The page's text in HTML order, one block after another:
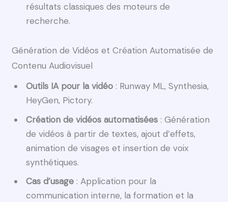
résultats classiques des moteurs de
recherche.
Génération de Vidéos et Création Automatisée de
Contenu Audiovisuel
Outils IA pour la vidéo : Runway ML, Synthesia,
HeyGen, Pictory.
Création de vidéos automatisées : Génération
de vidéos à partir de textes, ajout d’effets,
animation de visages et insertion de voix
synthétiques.
Cas d’usage : Application pour la
communication interne, la formation et la